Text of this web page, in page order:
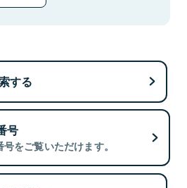
する
号
をご覧いただけます。